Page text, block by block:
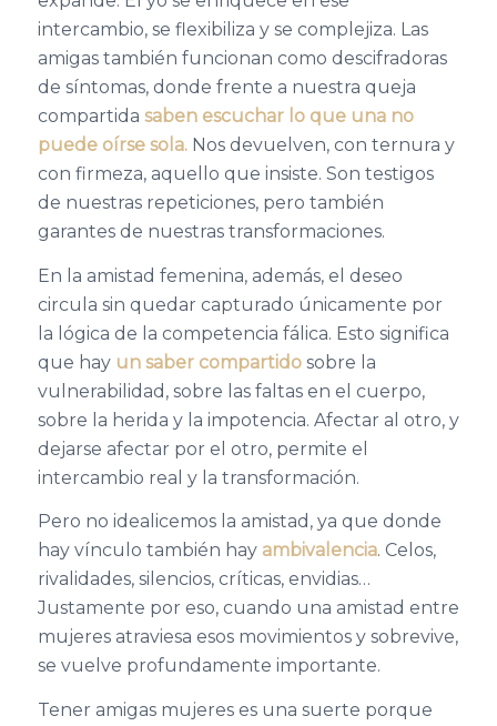
intercambio, se flexibiliza y se complejiza. Las
amigas también funcionan como descifradoras
de síntomas, donde frente a nuestra queja
compartida saben escuchar lo que una no
puede oírse sola.Nos devuelven, con ternura y
con firmeza, aquello que insiste. Son testigos
de nuestras repeticiones, pero también
garantes de nuestras transformaciones.
En la amistad femenina, además, el deseo
circula sin quedar capturado únicamente por
la lógica de la competencia fálica. Esto significa
que hay un saber compartido sobre la
vulnerabilidad, sobre las faltas en el cuerpo,
sobre la herida y la impotencia. Afectar al otro, y
dejarse afectar por el otro, permite el
intercambio real y la transformación.
Pero no idealicemos la amistad, ya que donde
hay vínculo también hay ambivalencia. Celos,
rivalidades, silencios, críticas, envidias…
Justamente por eso, cuando una amistad entre
mujeres atraviesa esos movimientos y sobrevive,
se vuelve profundamente importante.
Tener amigas mujeres es una suerte porque